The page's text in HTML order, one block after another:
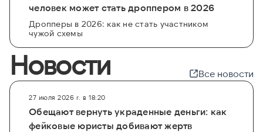
человек может стать дроппером в 2026
Дропперы в 2026: как не стать участником
чужой схемы
Новости Все новости
27 июля 2026 г. в 18:20
Обещают вернуть украденные деньги: как
фейковые юристы добивают жертв